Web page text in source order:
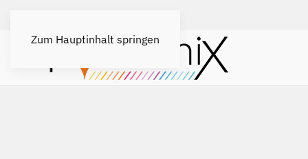
Zum Hauptinhalt springen